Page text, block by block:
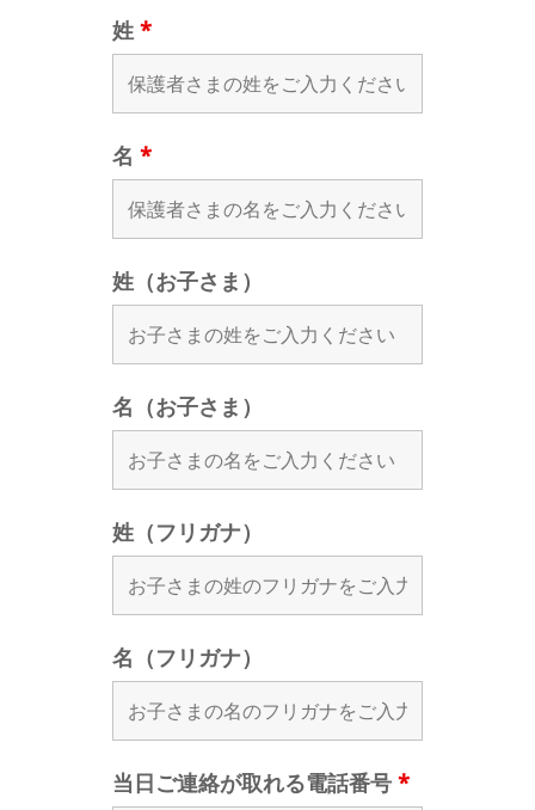
姓 *
名 *
姓（お子さま）
名（お子さま）
姓（フリガナ）
名（フリガナ）
当日ご連絡が取れる電話番号 *